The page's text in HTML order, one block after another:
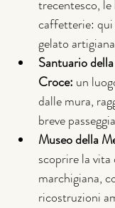
trecentesco,
caffetterie:
gelato
Santuario
Croce: un
dalle mura,
breve
Museo della
scoprire la
marchigiana,
ricostruzioni